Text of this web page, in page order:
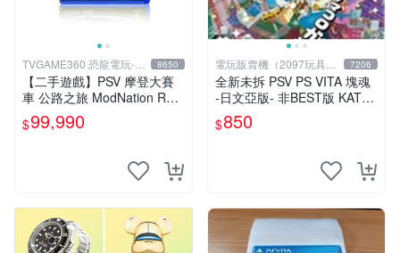
TVGAME360 恐龍電玩-台
中店
8650
【二手遊戲】PSV 摩登大賽
車 公路之旅 ModNation Rac
ers 中文版 【台中恐龍電玩】
$99,990
電玩販賣機（2097玩具公
仔舖
7206
全新未拆 PSV PS VITA 塊魂
-日文亞版- 非BEST版 KATA
MARI
$850